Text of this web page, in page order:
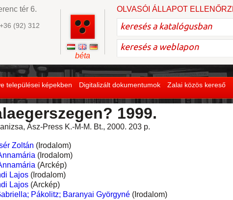
települései képekben Digitalizált dokumentumok Zalai közös kereső
tér 6.
(92) 312
béta
OLVASÓI ÁLLAPOT
1999.
Ász-Press K.-M-M. Bt., 2000. 203 p.
Zoltán (Irodalom)
(Irodalom)
(Arckép)
Lajos (Irodalom)
Lajos (Arckép)
Pákolitz; Baranyai Györgyné (Irodalom)